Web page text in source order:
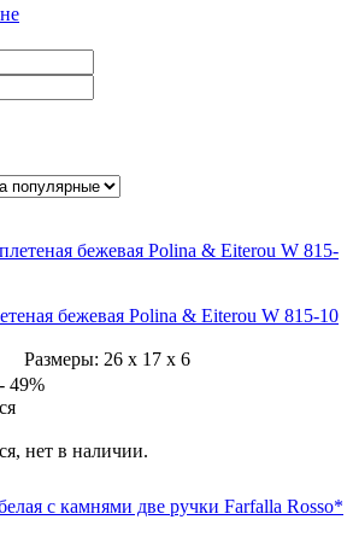
бежевая Polina & Eiterou W 815-10
Размеры: 26 x 17 x 6
- 49%
нет в наличии.